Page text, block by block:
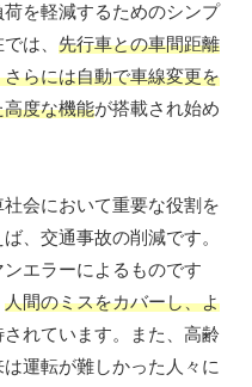
を軽減するためのシンプ
は、 先行車との車間距離
らには自動で車線変更を
度な機能が搭載され始め
会において重要な役割を
、交通事故の削減です。
エラーによるものです
人間のミスをカバーし、よ
されています。また、高齢
運転が難しかった人々に